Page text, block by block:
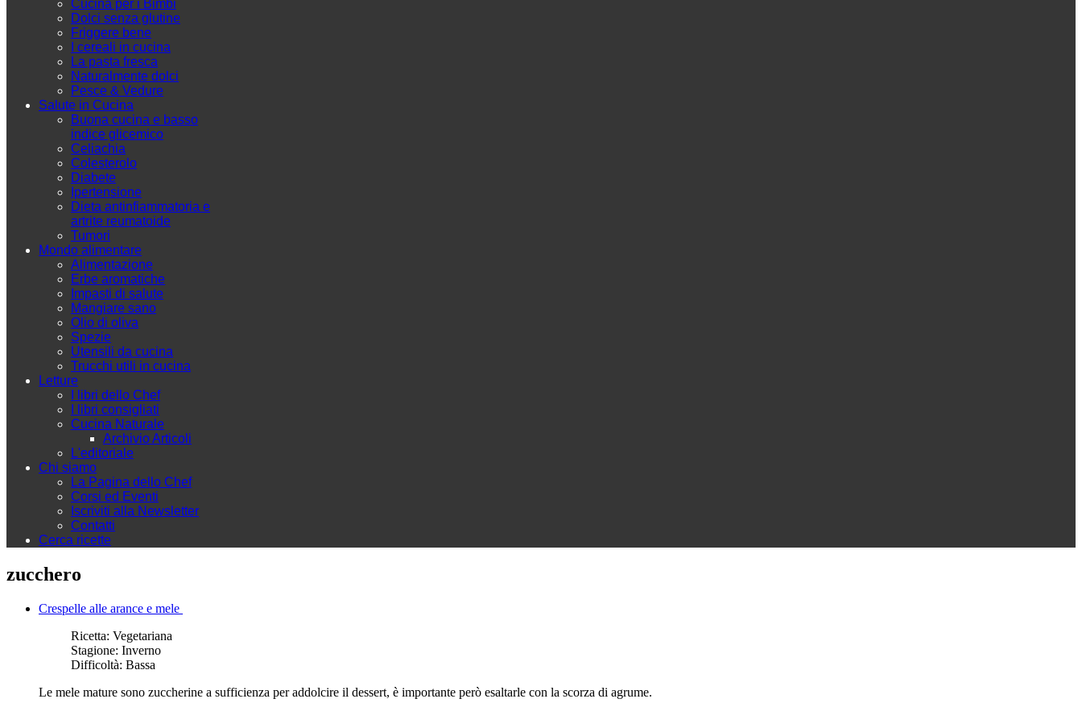
Cucina per i Bimbi
Dolci senza glutine
Friggere bene
I cereali in cucina
La pasta fresca
Naturalmente dolci
Pesce & Vedure
Salute in Cucina
Buona cucina e basso
indice glicemico
Celiachia
Colesterolo
Diabete
Ipertensione
Dieta antinfiammatoria e
artrite reumatoide
Tumori
Mondo alimentare
Alimentazione
Erbe aromatiche
Impasti di salute
Mangiare sano
Olio di oliva
Spezie
Utensili da cucina
Trucchi utili in cucina
Letture
I libri dello Chef
I libri consigliati
Cucina Naturale
Archivio Articoli
L'editoriale
Chi siamo
La Pagina dello Chef
Corsi ed Eventi
Iscriviti alla Newsletter
Contatti
Cerca ricette
zucchero
Crespelle alle arance e mele
Ricetta: Vegetariana
Stagione: Inverno
Difficoltà: Bassa
Le mele mature sono zuccherine a sufficienza per addolcire il dessert, è importante però esaltarle con la scorza di agrume.